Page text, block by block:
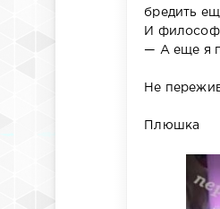
бредить
И
— А еще я
Не
Плюшка